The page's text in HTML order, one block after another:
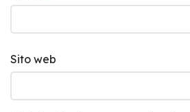
Sito web